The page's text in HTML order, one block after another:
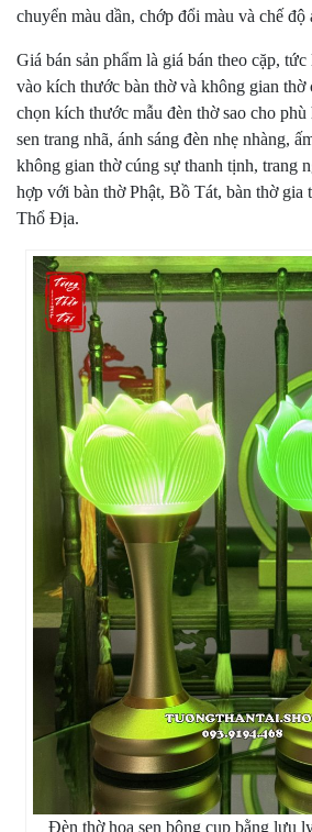
chuyển màu dần, chớp đổi màu và chế độ
Giá bán sản phẩm là giá bán theo cặp,
vào kích thước bàn thờ và không gian thờ
chọn kích thước mẫu đèn thờ sao cho
sen trang nhã, ánh sáng đèn nhẹ nhàng,
không gian thờ cúng sự thanh tịnh, trang
hợp với bàn thờ Phật, Bồ Tát, bàn thờ gia
Thổ Địa.
Đèn thờ hoa sen bông cụp bằng lưu